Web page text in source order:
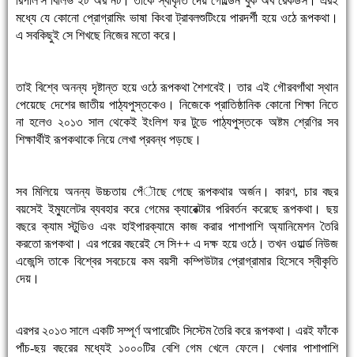
মধ্যে যে কোনো প্রোগ্রামিং ভাষা কিংবা ট্রাবলশুটিংয়ে পারদর্শী হয়ে ওঠে রূপকথা।
এ সবকিছুই সে শিখছে নিজের মতো করে।
তাই বিশ্বে অনন্য দৃষ্টান্ত হয়ে ওঠে রূপকথা শৈশবেই। তার এই গৌরবগাঁথা স্থান
পেয়েছে দেশের জাতীয় পাঠ্যপুস্তকেও। নিজেকে প্রাতিষ্ঠানিক কোনো শিক্ষা নিতে
না হলেও ২০১৩ সাল থেকেই ইংলিশ ফর টুডে পাঠ্যপুস্তকে অষ্টম শ্রেণির সব
শিক্ষার্থীই রূপকথাকে নিয়ে লেখা প্রবন্ধ পড়ছে।
সব মিলিয়ে অনন্য উচ্চতায় পেঁৗছে গেছে রূপকথার অর্জন। কারণ, চার বছর
বয়সেই ইম্যুলেটর ব্যবহার করে গেমের ক্যারেক্টার পরিবর্তন করেছে রূপকথা। ছয়
বছরে ক্যাম স্টুডিও এবং হাইপারক্যামে কাজ করার পাশাপাশি অ্যানিমেশন তৈরি
করতো রূপকথা। এর পরের বছরেই সে সি++ এ দক্ষ হয়ে ওঠে। তখন ওয়ার্ল্ড নিউজ
এজেন্সি তাকে বিশ্বের সবচেয়ে কম বয়সী কম্পিউটার প্রোগ্রামার হিসেবে স্বীকৃতি
দেয়।
এরপর ২০১৩ সালে একটি সম্পূর্ণ অপারেটিং সিস্টেম তৈরি করে রূপকথা। এরই ফাঁকে
পাঁচ-ছয় বছরের মধ্যেই ১০০০টির বেশি গেম খেলে ফেলে। খেলার পাশাপাশি